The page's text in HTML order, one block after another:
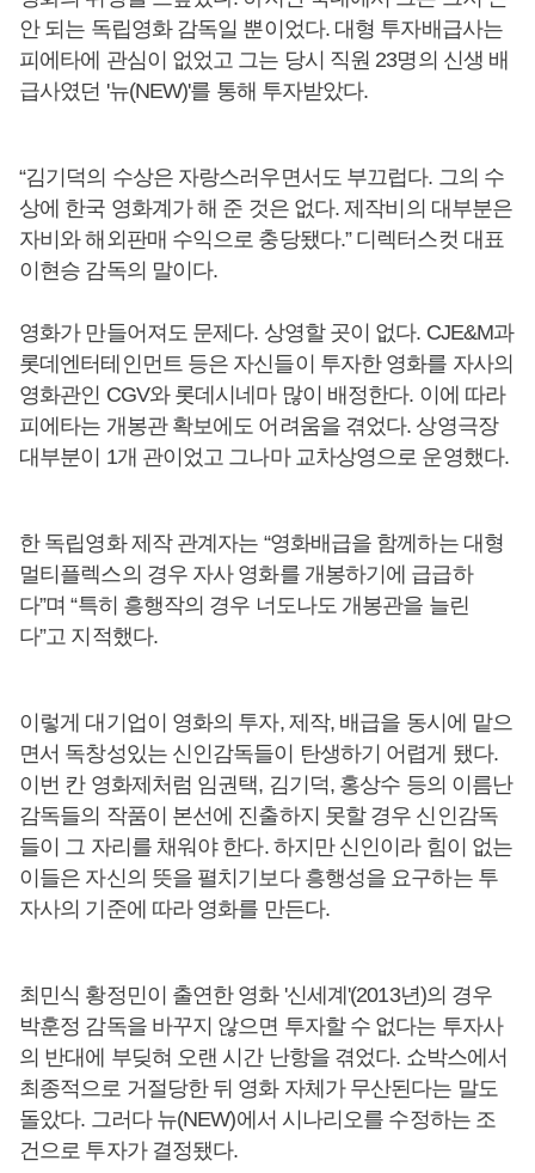
안 되는 독립영화 감독일 뿐이었다. 대형 투자배급사는
피에타에 관심이 없었고 그는 당시 직원 23명의 신생 배
급사였던 '뉴(NEW)'를 통해 투자받았다.
“김기덕의 수상은 자랑스러우면서도 부끄럽다. 그의 수
상에 한국 영화계가 해 준 것은 없다. 제작비의 대부분은
자비와 해외판매 수익으로 충당됐다.” 디렉터스컷 대표
이현승 감독의 말이다.
영화가 만들어져도 문제다. 상영할 곳이 없다. CJE&M과
롯데엔터테인먼트 등은 자신들이 투자한 영화를 자사의
영화관인 CGV와 롯데시네마 많이 배정한다. 이에 따라
피에타는 개봉관 확보에도 어려움을 겪었다. 상영극장
대부분이 1개 관이었고 그나마 교차상영으로 운영했다.
한 독립영화 제작 관계자는 “영화배급을 함께하는 대형
멀티플렉스의 경우 자사 영화를 개봉하기에 급급하
다”며 “특히 흥행작의 경우 너도나도 개봉관을 늘린
다”고 지적했다.
이렇게 대기업이 영화의 투자, 제작, 배급을 동시에 맡으
면서 독창성있는 신인감독들이 탄생하기 어렵게 됐다.
이번 칸 영화제처럼 임권택, 김기덕, 홍상수 등의 이름난
감독들의 작품이 본선에 진출하지 못할 경우 신인감독
들이 그 자리를 채워야 한다. 하지만 신인이라 힘이 없는
이들은 자신의 뜻을 펼치기보다 흥행성을 요구하는 투
자사의 기준에 따라 영화를 만든다.
최민식 황정민이 출연한 영화 '신세계'(2013년)의 경우
박훈정 감독을 바꾸지 않으면 투자할 수 없다는 투자사
의 반대에 부딪혀 오랜 시간 난항을 겪었다. 쇼박스에서
최종적으로 거절당한 뒤 영화 자체가 무산된다는 말도
돌았다. 그러다 뉴(NEW)에서 시나리오를 수정하는 조
건으로 투자가 결정됐다.